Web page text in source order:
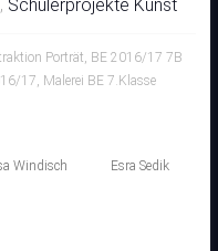
, Schülerprojekte Kunst
Porträt, BE 2016/17 7B
17, Malerei BE 7.Klasse
Windisch Esra Sedik